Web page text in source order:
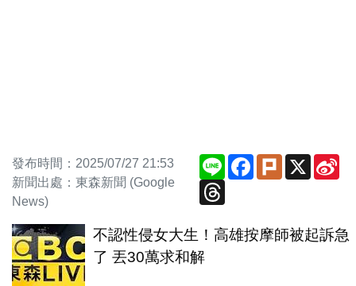
發布時間：2025/07/27 21:53
新聞出處：東森新聞 (Google
News)
Line Facebook
Plurk X
不認性侵女大生！高雄按摩師被起訴急
了 丟30萬求和解